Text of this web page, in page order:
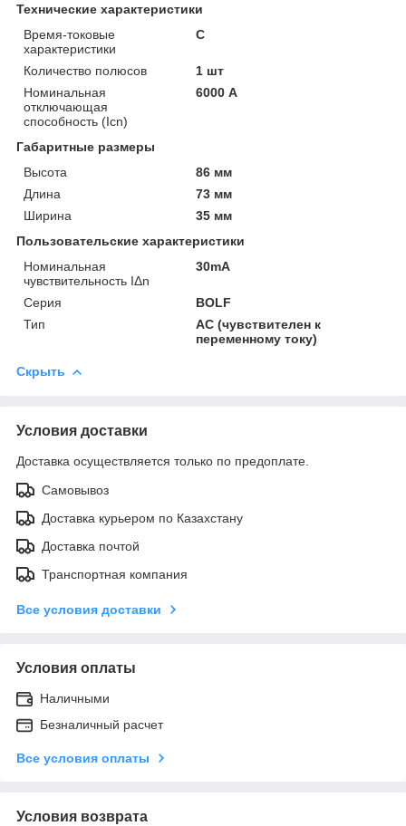
Технические характеристики
Время-токовые
характеристики
C
Количество полюсов
1 шт
Номинальная
отключающая
способность (Icn)
6000 А
Габаритные размеры
Высота
86 мм
Длина
73 мм
Ширина
35 мм
Пользовательские характеристики
Номинальная
чувствительность IΔn
30mA
Серия
BOLF
Тип
AC (чувствителен к
переменному току)
Скрыть
Условия доставки
Доставка осуществляется только по предоплате.
Самовывоз
Доставка курьером по Казахстану
Доставка почтой
Транспортная компания
Все условия доставки
Условия оплаты
Наличными
Безналичный расчет
Все условия оплаты
Условия возврата